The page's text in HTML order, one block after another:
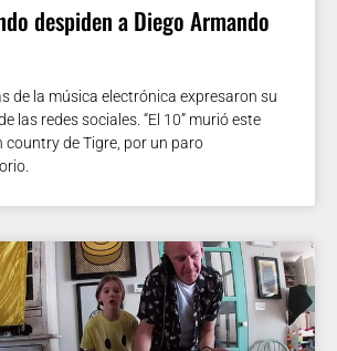
despiden a Diego Armando
de la música electrónica expresaron su
las redes sociales. “El 10” murió este
country de Tigre, por un paro